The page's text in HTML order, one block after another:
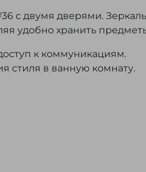
с двумя дверями.
удобно хранить
к коммуникациям.
стиля в ванную комнату.